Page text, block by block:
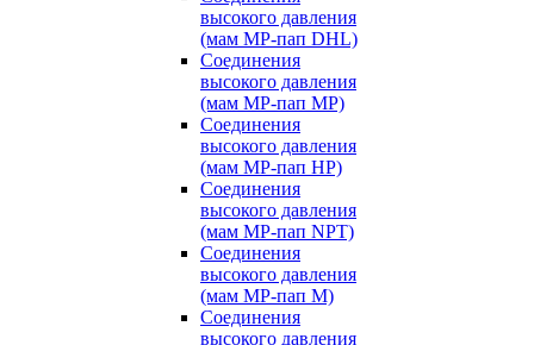
высокого давления
(мам MP-пап DHL)
Соединения
высокого давления
(мам MP-пап MP)
Соединения
высокого давления
(мам MP-пап HP)
Соединения
высокого давления
(мам MP-пап NPT)
Соединения
высокого давления
(мам MP-пап M)
Соединения
высокого давления